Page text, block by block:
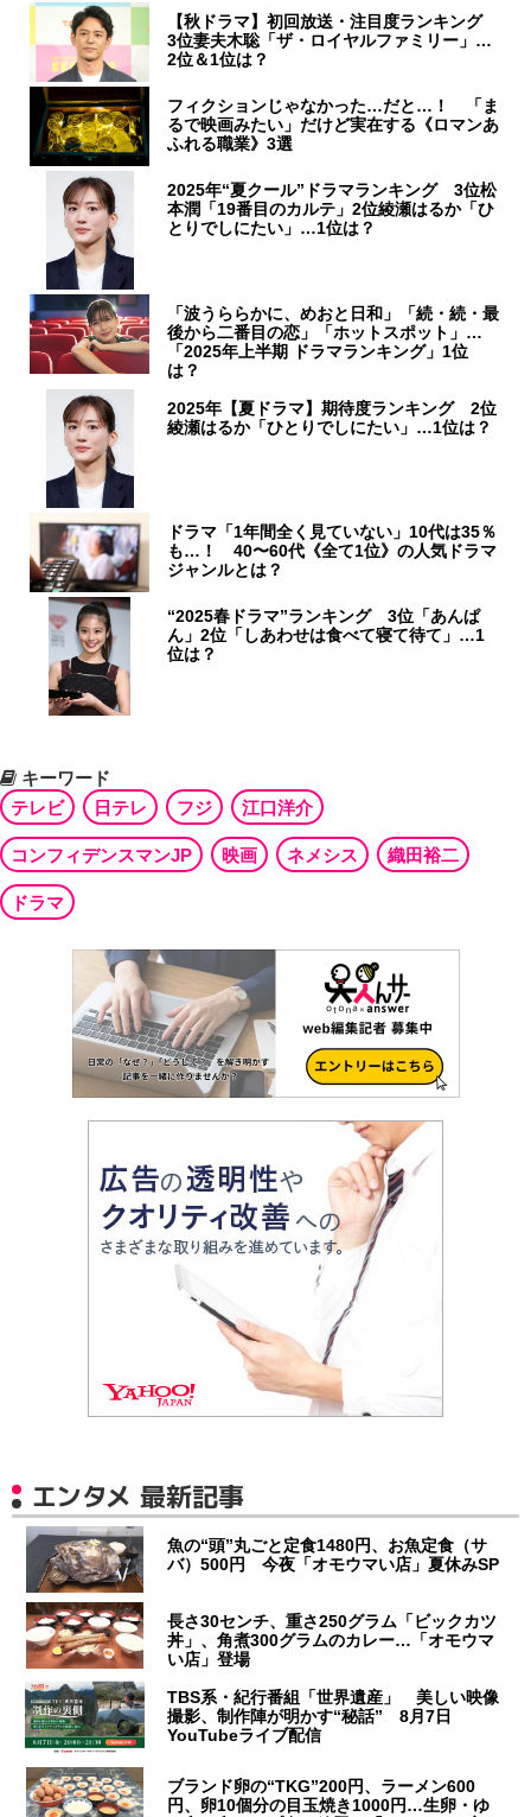
【秋ドラマ】初回放送・注目度ランキング
3位妻夫木聡「ザ・ロイヤルファミリー」…
2位＆1位は？
フィクションじゃなかった…だと…！ 「ま
るで映画みたい」だけど実在する《ロマンあ
ふれる職業》3選
2025年“夏クール”ドラマランキング 3位松
本潤「19番目のカルテ」2位綾瀬はるか「ひ
とりでしにたい」…1位は？
「波うららかに、めおと日和」「続・続・最
後から二番目の恋」「ホットスポット」…
「2025年上半期 ドラマランキング」1位
は？
2025年【夏ドラマ】期待度ランキング 2位
綾瀬はるか「ひとりでしにたい」…1位は？
ドラマ「1年間全く見ていない」10代は35％
も…！ 40〜60代《全て1位》の人気ドラマ
ジャンルとは？
“2025春ドラマ”ランキング 3位「あんぱ
ん」2位「しあわせは食べて寝て待て」…1
位は？
キーワード
テレビ
日テレ フジ 江口洋介
コンフィデンスマンJP 映画 ネメシス 織田裕二
ドラマ
エンタメ 最新記事
魚の“頭”丸ごと定食1480円、お魚定食（サ
バ）500円 今夜「オモウマい店」夏休みSP
長さ30センチ、重さ250グラム「ビックカツ
丼」、角煮300グラムのカレー…「オモウマ
い店」登場
TBS系・紀行番組「世界遺産」 美しい映像
撮影、制作陣が明かす“秘話” 8月7日
YouTubeライブ配信
ブランド卵の“TKG”200円、ラーメン600
円、卵10個分の目玉焼き1000円…生卵・ゆ